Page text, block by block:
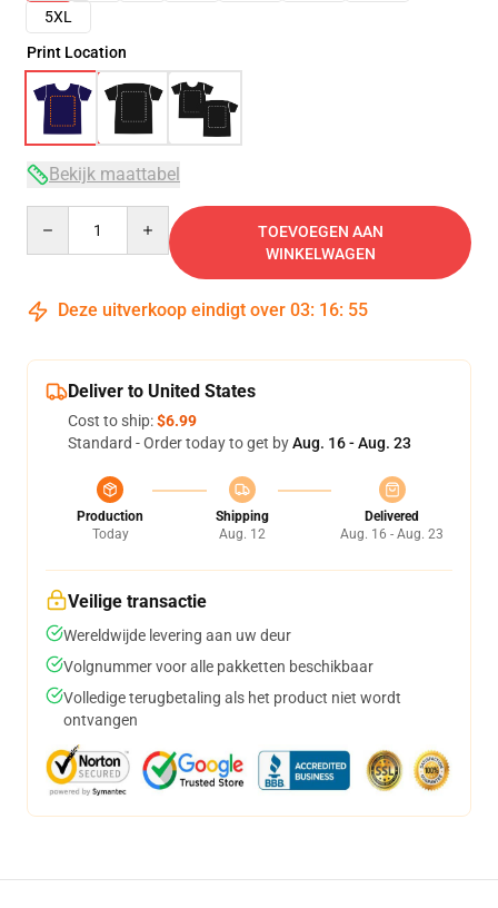
5XL
Print Location
Bekijk maattabel
TOEVOEGEN AAN
WINKELWAGEN
Deze uitverkoop eindigt over 03: 16: 54
Deliver to United States
Cost to ship:$6.99
Standard - Order today to get byAug. 16 - Aug. 23
Production
Today
Shipping
Aug. 12
Delivered
Aug. 16 - Aug. 23
Veilige transactie
Wereldwijde levering aan uw deur
Volgnummer voor alle pakketten beschikbaar
Volledige terugbetaling als het product niet wordt
ontvangen